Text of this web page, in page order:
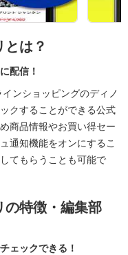
は？
配信！
ンショッピングのディノ
クすることができる公式
商品情報やお買い得セー
通知機能をオンにするこ
てもらうことも可能で
の特徴・編集部
ェックできる！